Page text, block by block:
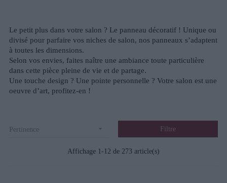
Le petit plus dans votre salon ? Le panneau décoratif ! Unique ou
divisé pour parfaire vos niches de salon, nos panneaux s’adaptent
à toutes les dimensions.
Selon vos envies, faites naître une ambiance toute particulière
dans cette pièce pleine de vie et de partage.
Une touche design ? Une pointe personnelle ? Votre salon est une
oeuvre d’art, profitez-en !
Pertinence  Filtre
Affichage 1-12 de 273 article(s)